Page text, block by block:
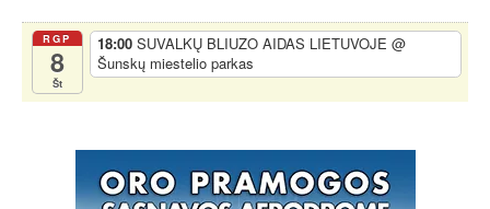
RGP
8
Št
18:00 SUVALKŲ BLIUZO AIDAS LIETUVOJE @
Šunskų miestelio parkas